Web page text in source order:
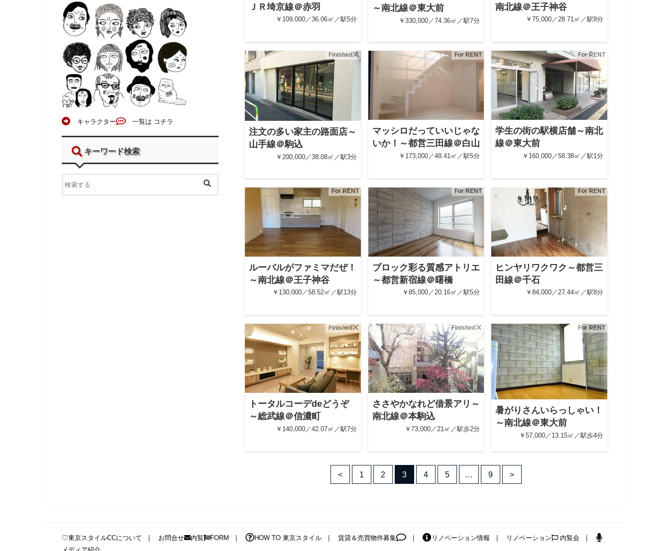
ＪＲ埼京線＠赤羽
￥109,000／36.06㎡／駅5分
～南北線＠東大前
￥330,000／74.36㎡／駅7分
南北線＠王子神谷
￥75,000／28.71㎡／駅8分
Finished
注文の多い家主の路面店～
山手線＠駒込
￥200,000／38.08㎡／駅3分
For RENT
マッシロだっていいじゃな
いか！～都営三田線＠白山
￥173,000／48.41㎡／駅5分
For RENT
学生の街の駅横店舗～南北
線＠東大前
￥160,000／58.38㎡／駅1分
For RENT
ルーバルがファミマだぜ！
～南北線＠王子神谷
￥130,000／58.52㎡／駅13分
For RENT
ブロック彩る質感アトリエ
～都営新宿線＠曙橋
￥85,000／20.16㎡／駅5分
For RENT
ヒンヤリワクワク～都営三
田線＠千石
￥84,000／27.44㎡／駅8分
Finished
トータルコーデdeどうぞ
～総武線＠信濃町
￥140,000／42.07㎡／駅7分
Finished
ささやかなれど借景アリ～
南北線＠本駒込
￥73,000／21㎡／駅歩2分
For RENT
暑がりさんいらっしゃい！
～南北線＠東大前
￥57,000／13.15㎡／駅歩4分
< 1 2 3 4 5 … 9 >
キャラクター 一覧は コチラ
キーワード検索
♡東京スタイルCCについて お問合せ 内覧 FORM HOW TO 東京スタイル 賃貸＆売買物件募集 リノベーション情報 リノベーション
内覧会